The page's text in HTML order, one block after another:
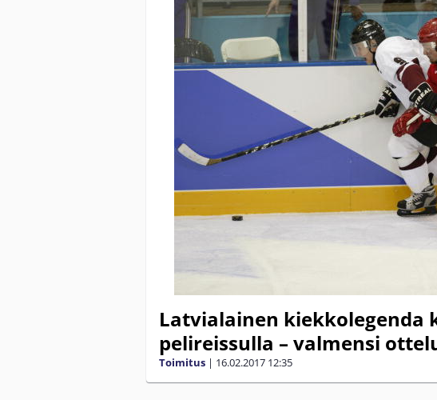
Latvialainen
pelireissulla – valmensi
Toimitus | 16.02.2017 12:35